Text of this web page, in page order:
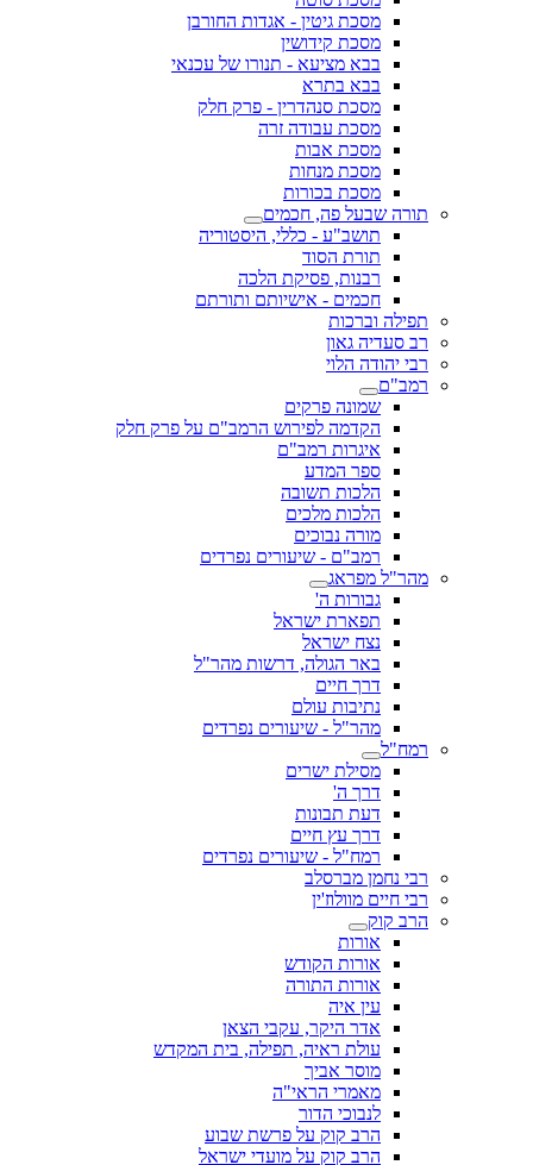
מסכת גיטין - אגדות החורבן
מסכת קידושין
בבא מציעא - תנורו של עכנאי
בבא בתרא
מסכת סנהדרין - פרק חלק
מסכת עבודה זרה
מסכת אבות
מסכת מנחות
מסכת בכורות
תורה שבעל פה, חכמים
תושב"ע - כללי, היסטוריה
תורת הסוד
רבנות, פסיקת הלכה
חכמים - אישיותם ותורתם
תפילה וברכות
רב סעדיה גאון
רבי יהודה הלוי
רמב"ם
שמונה פרקים
הקדמה לפירוש הרמב"ם על פרק חלק
איגרות רמב"ם
ספר המדע
הלכות תשובה
הלכות מלכים
מורה נבוכים
רמב"ם - שיעורים נפרדים
מהר"ל מפראג
גבורות ה'
תפארת ישראל
נצח ישראל
באר הגולה, דרשות מהר"ל
דרך חיים
נתיבות עולם
מהר"ל - שיעורים נפרדים
רמח"ל
מסילת ישרים
דרך ה'
דעת תבונות
דרך עץ חיים
רמח"ל - שיעורים נפרדים
רבי נחמן מברסלב
רבי חיים מוולוז'ין
הרב קוק
אורות
אורות הקודש
אורות התורה
עין איה
אדר היקר, עקבי הצאן
עולת ראיה, תפילה, בית המקדש
מוסר אביך
מאמרי הראי"ה
לנבוכי הדור
הרב קוק על פרשת שבוע
הרב קוק על מועדי ישראל